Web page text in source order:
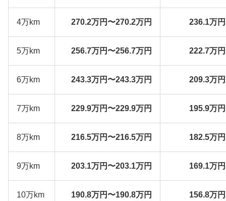
4万km 270.2万円〜270.2万円 236.1万
5万km 256.7万円〜256.7万円 222.7万
6万km 243.3万円〜243.3万円 209.3万
7万km 229.9万円〜229.9万円 195.9万
8万km 216.5万円〜216.5万円 182.5万
9万km 203.1万円〜203.1万円 169.1万
10万km 190.8万円〜190.8万円 156.8万